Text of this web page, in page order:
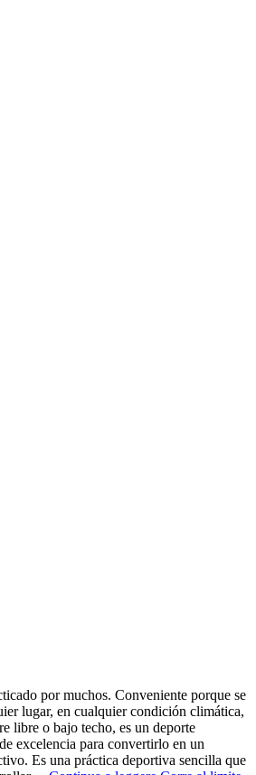
por muchos. Conveniente porque se
lugar, en cualquier condición climática,
libre o bajo techo, es un deporte
excelencia para convertirlo en un
Es una práctica deportiva sencilla que